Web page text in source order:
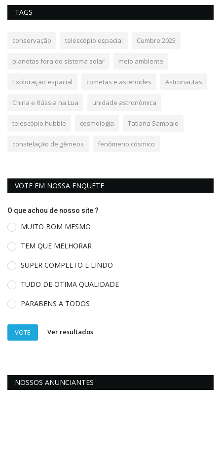
TAGS
conservação telescópio espacial Cumbre 2025
planetas fora do sistema solar meio ambiente
Exploração espacial cometas e asteroides Astronautas
China e Rússia na Lua unidade astronômica
telescópio hubble cosmologia Tatiana Sampaio
constelação de gêmeos fenômeno cósmico
VOTE EM NOSSA ENQUETE
O que achou de nosso site ?
MUITO BOM MESMO
TEM QUE MELHORAR
SUPER COMPLETO E LINDO
TUDO DE OTIMA QUALIDADE
PARABENS A TODOS
VOTE Ver resultados
NOSSOS ANUNCIANTES